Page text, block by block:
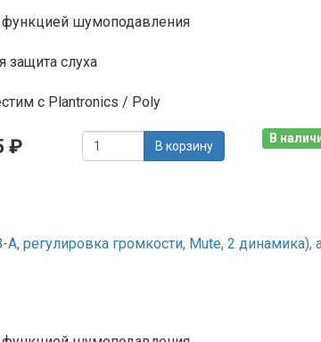
шумоподавления
защита слуха
с Plantronics / Poly
₽ В корзину
В
регулировка громкости, Mute, 2 динамика),